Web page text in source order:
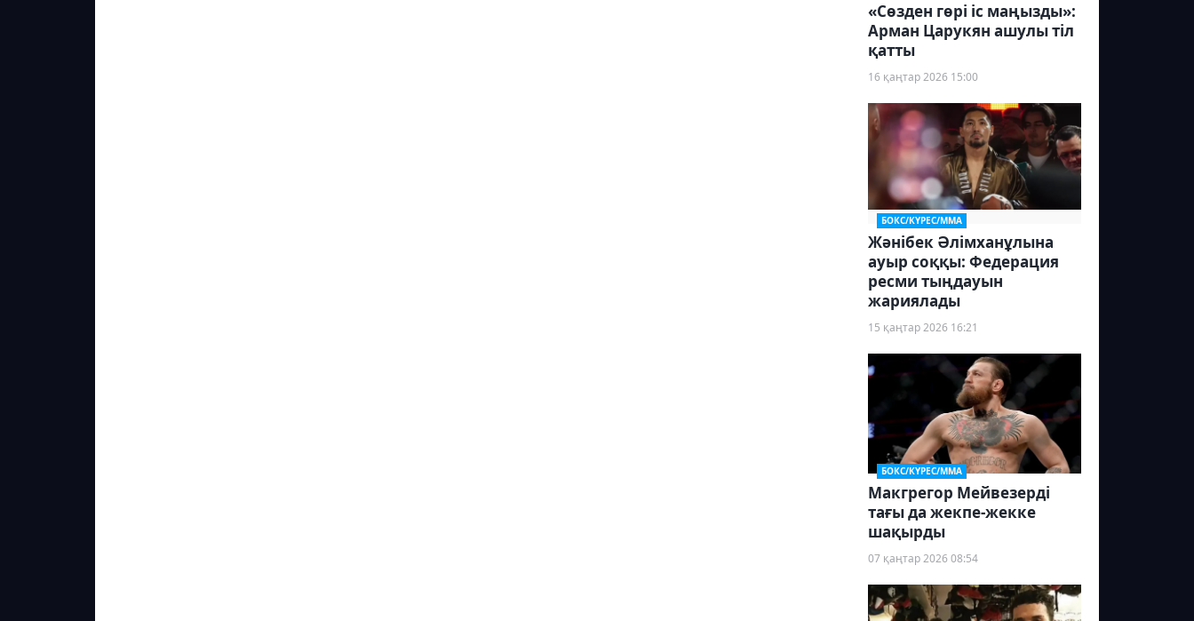
«Сөзден гөрі іс маңызды»:
Арман Царукян ашулы тіл
қатты
16 қаңтар 2026 15:00
БОКС/КҮРЕС/ММА
Жәнібек Әлімханұлына
ауыр соққы: Федерация
ресми тыңдауын
жариялады
15 қаңтар 2026 16:21
БОКС/КҮРЕС/ММА
Макгрегор Мейвезерді
тағы да жекпе-жекке
шақырды
07 қаңтар 2026 08:54